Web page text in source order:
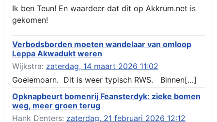
aanbrengen van asfalt t.b.v. onderhoud fietspad t.h.v
boarnsterdyk, Akkrum
Verlening ontheffing geluid, boarnsw?l Akkrum
Kennisgeving vergunningaanvraag voor het -bouwwerken,
werken en objecten in of bij een oppervlaktewaterlichaam, niet
zijnde de noordzee, of waterkering in beheer bij het rijk te
Akkrum
Verlening omgevingsvergunning, veranderen van twee
bruggen (renovatie), ljouwerterdyk nabij nummer 6 Akkrum
Verlening ontheffing geluid, heechein Akkrum
Ik ben Teun! En waardeer dat dit op Akkrum.net is
gekomen!
Verbodsborden moeten wandelaar van omloop
Leppa Akwadukt weren
Wijkstra: zaterdag, 14 maart 2026 11:02
Goeiemoarn. Dit is weer typisch RWS. Binnen[…]
Opknapbeurt bomenrij Feansterdyk: zieke bomen
weg, meer groen terug
Hank Denters: zaterdag, 21 februari 2026 12:12